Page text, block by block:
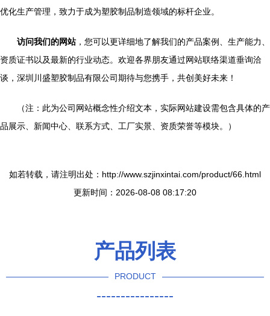
优化生产管理，致力于成为塑胶制品制造领域的标杆企业。
访问我们的网站，您可以更详细地了解我们的产品案例、生产能力、
资质证书以及最新的行业动态。欢迎各界朋友通过网站联络渠道垂询洽
谈，深圳川盛塑胶制品有限公司期待与您携手，共创美好未来！
（注：此为公司网站概念性介绍文本，实际网站建设需包含具体的产
品展示、新闻中心、联系方式、工厂实景、资质荣誉等模块。）
如若转载，请注明出处：http://www.szjinxintai.com/product/66.html
更新时间：2026-08-08 08:17:20
产品列表
PRODUCT
----------------